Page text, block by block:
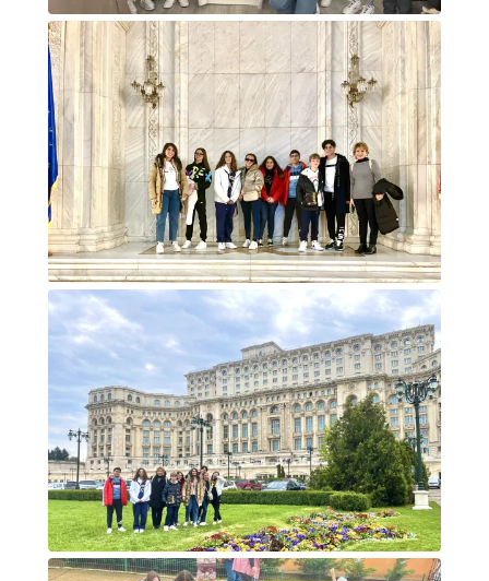
Foto di gruppo con attestati
Foto di gruppo dentro un monumento